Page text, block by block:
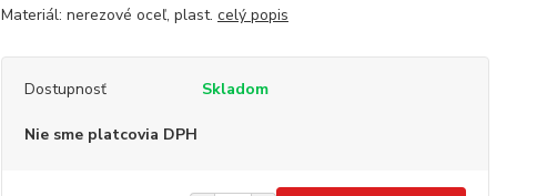
Materiál: nerezové oceľ, plast. celý popis
Dostupnosť Skladom
Nie sme platcovia DPH